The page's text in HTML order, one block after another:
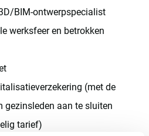
BIM-ontwerpspecialist
werksfeer en betrokken
(met de
gezinsleden aan te sluiten
tarief)